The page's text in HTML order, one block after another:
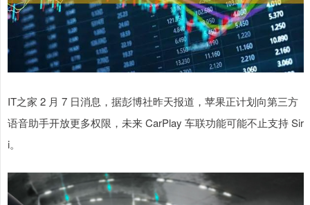
IT之家 2 月 7 日消息，据彭博社昨天报道，苹果正计划向第三方
语音助手开放更多权限，未来 CarPlay 车联功能可能不止支持 Sir
i。